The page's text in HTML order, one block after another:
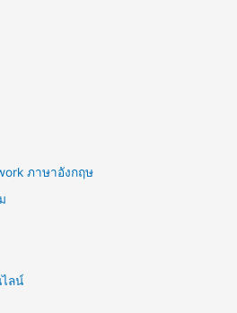
ภาษาอังกฤษ
ลน์